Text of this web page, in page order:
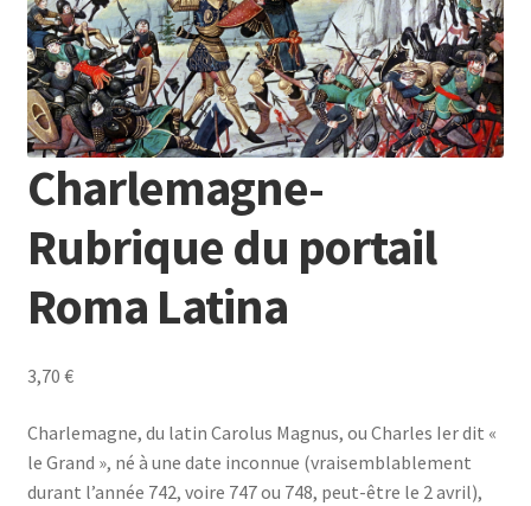
Charlemagne-
Rubrique du portail
Roma Latina
3,70 €
Charlemagne, du latin Carolus Magnus, ou Charles Ier dit «
le Grand », né à une date inconnue (vraisemblablement
durant l’année 742, voire 747 ou 748, peut-être le 2 avril),